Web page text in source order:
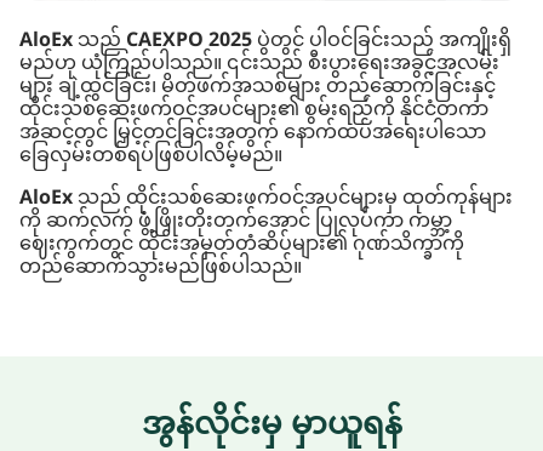
AloEx သည် CAEXPO 2025 ပွဲတွင် ပါဝင်ခြင်းသည် အကျိုးရှိ
မည်ဟု ယုံကြည်ပါသည်။ ၎င်းသည် စီးပွားရေးအခွင့်အလမ်း
များ ချဲ့ထွင်ခြင်း၊ မိတ်ဖက်အသစ်များ တည်ဆောက်ခြင်းနှင့်
ထိုင်းသစ်ဆေးဖက်ဝင်အပင်များ၏ စွမ်းရည်ကို နိုင်ငံတကာ
အဆင့်တွင် မြှင့်တင်ခြင်းအတွက် နောက်ထပ်အရေးပါသော
ခြေလှမ်းတစ်ရပ်ဖြစ်ပါလိမ့်မည်။
AloEx သည် ထိုင်းသစ်ဆေးဖက်ဝင်အပင်များမှ ထုတ်ကုန်များ
ကို ဆက်လက် ဖွံ့ဖြိုးတိုးတက်အောင် ပြုလုပ်ကာ ကမ္ဘာ့
ဈေးကွက်တွင် ထိုင်းအမှတ်တံဆိပ်များ၏ ဂုဏ်သိက္ခာကို
တည်ဆောက်သွားမည်ဖြစ်ပါသည်။
အွန်လိုင်းမှ မှာယူရန်